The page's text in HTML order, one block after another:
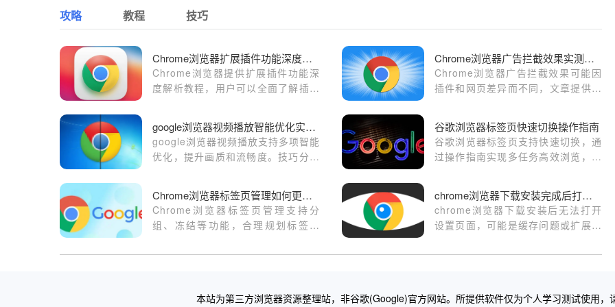
攻略 教程 技巧
Chrome浏览器扩展插件功能深度解析教程
Chrome浏览器提供扩展插件功能深
度解析教程，用户可以全面了解插件
化功能使用体验，同时实现个性化定
制和工作学习便捷性。
Chrome浏览器广告拦截效果实测与优化方法
Chrome浏览器广告拦截效果可能因
插件和网页差异而不同，文章提供实
浏览体验。
google浏览器视频播放智能优化实用技巧分享
google浏览器视频播放支持多项智能
优化，提升画质和流畅度。技巧分享
谷歌浏览器标签页快速切换操作指南
谷歌浏览器标签页支持快速切换，通
过操作指南实现多任务高效浏览，提
Chrome浏览器标签页管理如何更科学
Chrome浏览器标签页管理支持分
组、冻结等功能，合理规划标签使
率。
chrome浏览器下载安装完成后打不开设置页面
chrome浏览器下载安装后无法打开
设置页面，可能是缓存问题或扩展冲
或重装浏览器。
本站为第三方浏览器资源整理站，非谷歌(Google)官方网站。所提供软件仅为个人学习测试使用，